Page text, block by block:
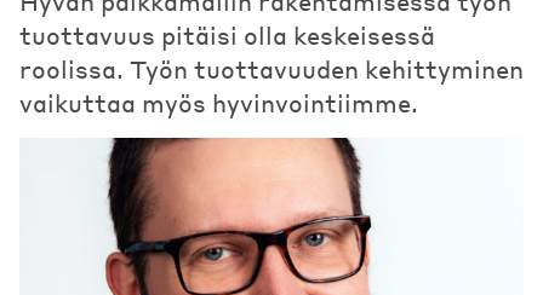
tuottavuus pitäisi olla keskeisessä
roolissa. Työn tuottavuuden kehittyminen
vaikuttaa myös hyvinvointiimme.